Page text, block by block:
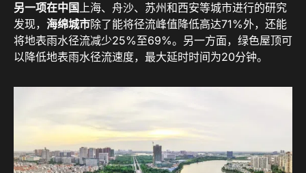
另一项在中国上海、舟沙、苏州和西安等城市进行的研究
发现， 海绵城市除了能将径流峰值降低高达71%外，还能
将地表雨水径流减少25%至69%。另一方面，绿色屋顶可
以降低地表雨水径流速度，最大延时时间为20分钟。